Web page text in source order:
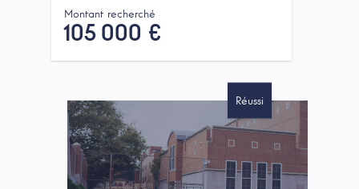
Montant recherché
105 000 €
Réussi